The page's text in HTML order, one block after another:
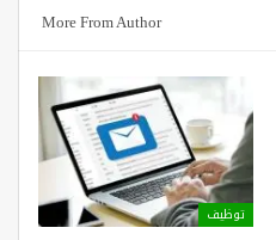
More From Author
توظيف